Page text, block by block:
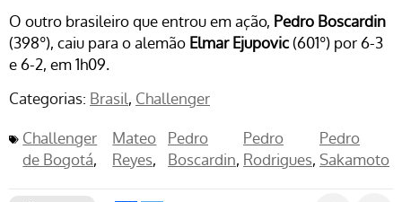
O outro brasileiro que entrou em ação, Pedro Boscardin
(398º), caiu para o alemão Elmar Ejupovic(601º) por 6-3
e 6-2, em 1h09.
Categorias: Brasil Challenger
Challenger
de Bogotá
Mateo
Reyes
Pedro
Boscardin
Pedro
Rodrigues
Pedro
Sakamoto